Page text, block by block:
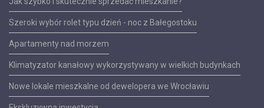
Szeroki wybór rolet typu dzień - noc z Bałegostoku
Apartamenty nad morzem
Klimatyzator kanałowy wykorzystywany w wielkich budynkach
Nowe lokale mieszkalne od dewelopera we Wrocławiu